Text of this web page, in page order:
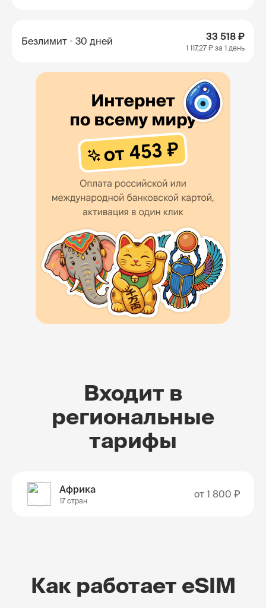
Безлимит 30 дней 33 518 ₽
1 117,27 ₽ за 1 день
Входит в
региональные
тарифы
Африка
17 стран
от 1 800 ₽
Как работает eSIM